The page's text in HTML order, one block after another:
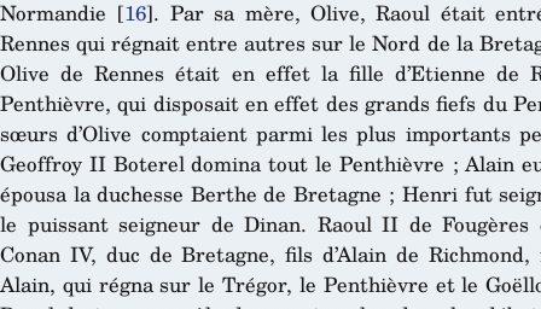
Normandie [16]. Par sa mère, Olive, Raoul était
Rennes qui régnait entre autres sur le Nord de la
Olive de Rennes était en effet la fille d’Etienne de
Penthièvre, qui disposait en effet des grands fiefs du
sœurs d’Olive comptaient parmi les plus importants
Geoffroy II Boterel domina tout le Penthièvre ; Alain
épousa la duchesse Berthe de Bretagne ; Henri fut
le puissant seigneur de Dinan. Raoul II de
Conan IV, duc de Bretagne, fils d’Alain de
Alain, qui régna sur le Trégor, le Penthièvre et le